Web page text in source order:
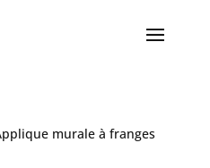
murale à franges